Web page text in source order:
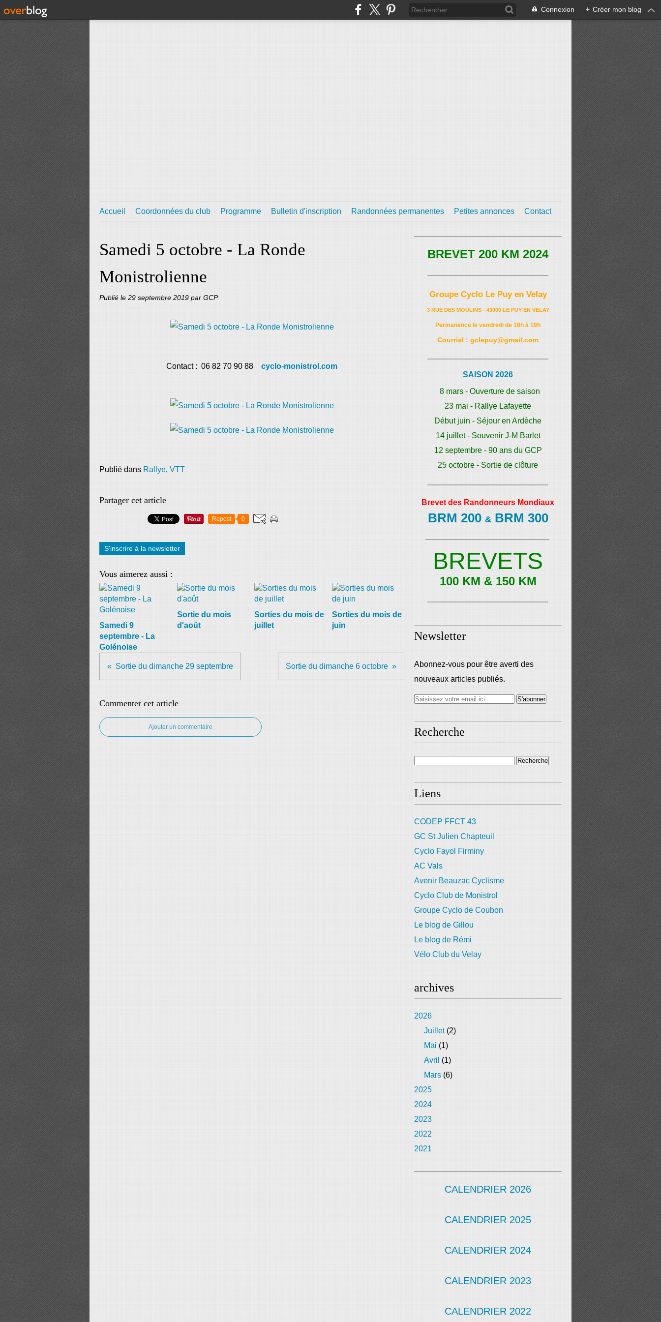
Connexion + Créer mon blog
Accueil Coordonnées du club Programme Bulletin d'inscription Randonnées permanentes Petites annonces Contact
Samedi 5 octobre - La Ronde
Monistrolienne
Publié le 29 septembre 2019 par GCP
Contact : 06 82 70 90 88 cyclo-monistrol.com
Publié dans Rallye, VTT
Partager cet article
Repost 0
S'inscrire à la newsletter
Vous aimerez aussi :
Samedi 9
septembre - La
Golénoise
Sortie du mois
d'août
Sorties du mois de
juillet
Sorties du mois de
juin
Sortie du dimanche 29 septembre Sortie du dimanche 6 octobre
Commenter cet article
Ajouter un commentaire
BREVET 200 KM 2024
Groupe Cyclo Le Puy en Velay
3 RUE DES MOULINS - 43000 LE PUY EN VELAY
Permanence le vendredi de 18h à 19h
Courriel : gclepuy@gmail.com
SAISON 2026
8 mars - Ouverture de saison
23 mai - Rallye Lafayette
Début juin - Séjour en Ardèche
14 juillet - Souvenir J-M Barlet
12 septembre - 90 ans du GCP
25 octobre - Sortie de clôture
Brevet des Randonneurs Mondiaux
BRM 200 &BRM 300
BREVETS
100 KM & 150 KM
Newsletter
Abonnez-vous pour être averti des
nouveaux articles publiés.
Recherche
Liens
CODEP FFCT 43
GC St Julien Chapteuil
Cyclo Fayol Firminy
AC Vals
Avenir Beauzac Cyclisme
Cyclo Club de Monistrol
Groupe Cyclo de Coubon
Le blog de Gillou
Le blog de Rémi
Vélo Club du Velay
archives
2026
Juillet(2)
Mai (1)
Avril (1)
Mars (6)
2025
2024
2023
2022
2021
CALENDRIER 2026
CALENDRIER 2025
CALENDRIER 2024
CALENDRIER 2023
CALENDRIER 2022